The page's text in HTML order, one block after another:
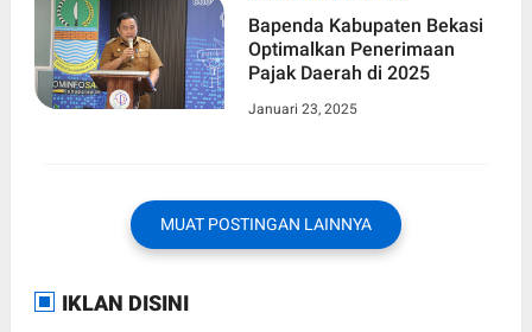
Bapenda Kabupaten Bekasi
Optimalkan Penerimaan
Pajak Daerah di 2025
Januari 23, 2025
MUAT POSTINGAN LAINNYA
IKLAN DISINI